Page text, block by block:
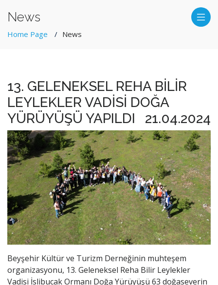
News
Home Page News
13. GELENEKSEL REHA BİLİR
LEYLEKLER VADİSİ DOĞA
YÜRÜYÜŞÜ YAPILDI
21.04.2024
Beyşehir Kültür ve Turizm Derneğinin muhteşem
organizasyonu, 13. Geleneksel Reha Bilir Leylekler
Vadisi İslibucak Ormanı Doğa Yürüyüşü 63 doğaseverin